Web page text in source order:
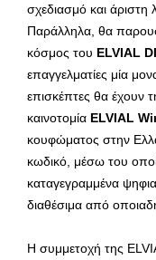
σχεδιασμό και άριστη
Παράλληλα, θα
κόσμος του ELVIAL
επαγγελματίες μία
επισκέπτες θα έχουν
καινοτομία ELVIAL
κουφώματος στην
κωδικό, μέσω του
καταγεγραμμένα
διαθέσιμα από
Η συμμετοχή της